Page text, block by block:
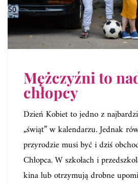
Mężczyźni to
chłopcy
Dzień Kobiet to jedno z
„świąt” w kalendarzu. Jednak
przyrodzie musi być i dziś
Chłopca. W szkołach i
kina lub otrzymują drobne